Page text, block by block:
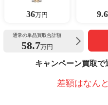
36万円 9.6
通常の単品買取合計額
58.7万円
キャンペーン買取で
差額はなんと